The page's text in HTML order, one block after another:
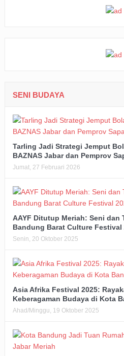
SENI BUDAYA
Tarling Jadi Strategi Jemput
BAZNAS Jabar dan Pemprov
Jumat, 27 Februari 2026
AAYF Ditutup Meriah: Seni dan
Bandung Barat Culture Festival
Senin, 20 Oktober 2025
Asia Afrika Festival 2025:
Keberagaman Budaya di Kota
Ahad/Minggu, 19 Oktober 2025